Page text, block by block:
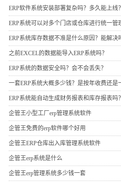
ERP软件系统安装部署复杂吗？多久能上线？
ERP系统可以对多个门店或仓库进行统一管
ERP系统库存数据不准是什么原因？能解决
之前EXCEL的数据能导入ERP系统吗？
ERP系统的数据安全吗？会不会丢失？
一套ERP系统大概多少钱？是按年收费还是
ERP系统能自动生成财务报表和库存报表吗？
企管王小型工厂erp管理系统软件
企管王免费的erp软件哪个好用
企管王ERP仓库出入库管理系统软件
企管王erp系统是什么
企管王erp管理系统多少钱一套